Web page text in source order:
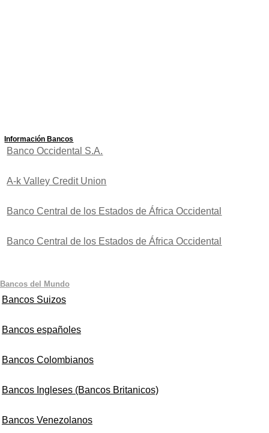
Información Bancos
Banco Occidental S.A.
A-k Valley Credit Union
Banco Central de los Estados de África Occidental
Banco Central de los Estados de África Occidental
Bancos del Mundo
Bancos Suizos
Bancos españoles
Bancos Colombianos
Bancos Ingleses (Bancos Britanicos)
Bancos Venezolanos